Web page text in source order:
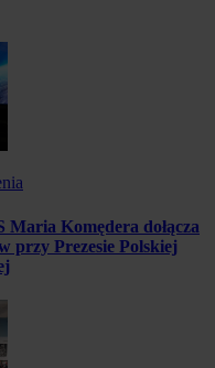
Maria Komędera dołącza
przy Prezesie Polskiej